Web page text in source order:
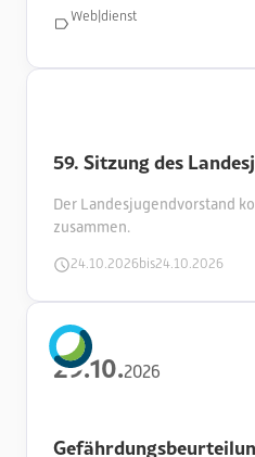
Web|dienst
59. Sitzung des
Der Landesjugendvorstand
zusammen.
24.10.2026bis24.10.2026
29.10.2026